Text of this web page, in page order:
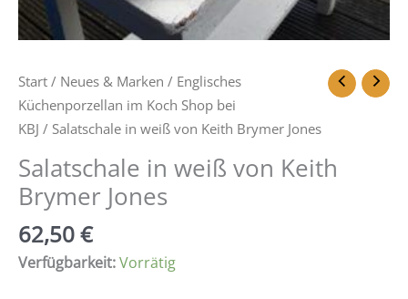
Start / Neues & Marken / Englisches
Küchenporzellan im Koch Shop bei
KBJ / Salatschale in weiß von Keith Brymer Jones
Salatschale in weiß von Keith
Brymer Jones
62,50€
Verfügbarkeit:Vorrätig